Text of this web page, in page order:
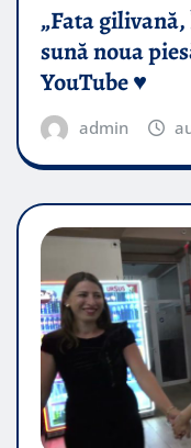
„Fata
sună noua
YouTube ♥️
admin